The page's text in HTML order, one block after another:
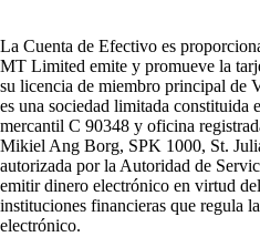
La Cuenta de Efectivo es
MT Limited emite y promueve la
su licencia de miembro principal de
es una sociedad limitada constituida
mercantil C 90348 y oficina
Mikiel Ang Borg, SPK 1000, St.
autorizada por la Autoridad de
emitir dinero electrónico en virtud
instituciones financieras que regula
electrónico.